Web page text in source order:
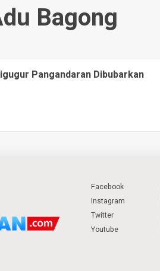
Bagong
Pangandaran Dibubarkan
Facebook
Instagram
Twitter
Youtube